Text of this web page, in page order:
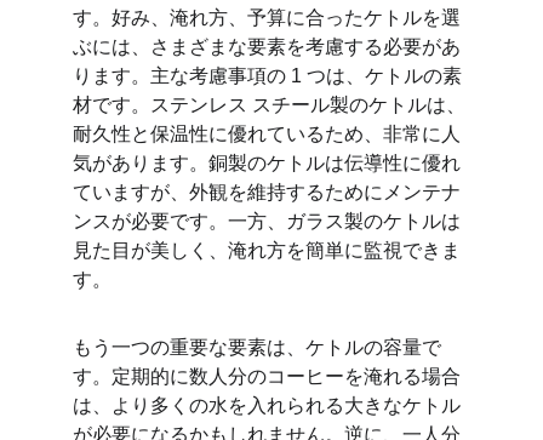
す。好み、淹れ方、予算に合ったケトルを選
ぶには、さまざまな要素を考慮する必要があ
ります。主な考慮事項の 1 つは、ケトルの素
材です。ステンレス スチール製のケトルは、
耐久性と保温性に優れているため、非常に人
気があります。銅製のケトルは伝導性に優れ
ていますが、外観を維持するためにメンテナ
ンスが必要です。一方、ガラス製のケトルは
見た目が美しく、淹れ方を簡単に監視できま
す。
もう一つの重要な要素は、ケトルの容量で
す。定期的に数人分のコーヒーを淹れる場合
は、より多くの水を入れられる大きなケトル
が必要になるかもしれません。逆に、一人分